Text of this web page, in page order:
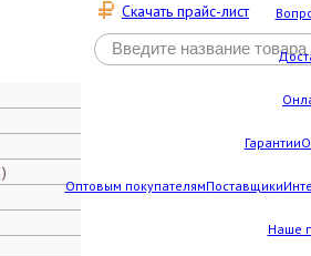
Гарантии
Оптовым покупателямПоставщики
Наше
Скачать прайс-лист